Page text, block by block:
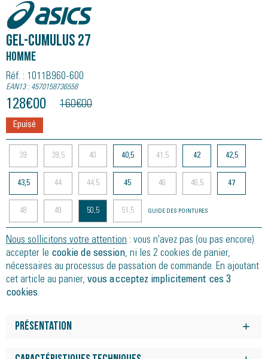
Asics
GEL-CUMULUS 27
Homme
Réf. : 1011B960-600
EAN13 : 4570158736558
128€00 160€00
Epuisé
39 39,5 40 40,5 41,5 42 42,5
43,5 44 44,5 45 46 46,5 47
48 49 50,5 51,5 GUIDE DES POINTURES
Nous sollicitons votre attention : vous n'avez pas (ou pas encore)
accepter le cookie de session, ni les 2 cookies de panier,
nécessaires au processus de passation de commande. En ajoutant
cet article au panier, vous acceptez implicitement ces 3
cookies.
Présentation